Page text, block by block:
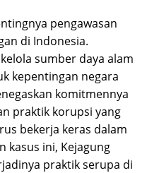
pengawasan
di Indonesia.
sumber daya alam
kepentingan negara
komitmennya
praktik korupsi yang
bekerja keras dalam
kasus ini, Kejagung
praktik serupa di